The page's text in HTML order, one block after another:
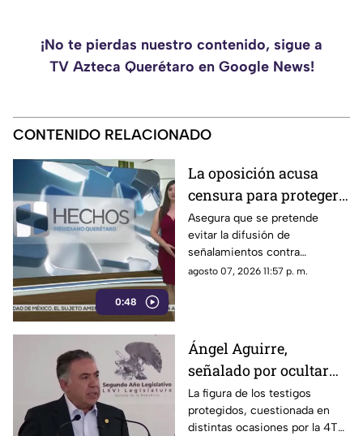
¡No te pierdas nuestro contenido, sigue a
TV Azteca Querétaro en Google News!
CONTENIDO RELACIONADO
0:48
La oposición acusa
censura para proteger a
presuntos
narcopolíticos
vinculados a la 4T
Asegura que se pretende
evitar la difusión de
señalamientos contra
presuntos narcopolíticos
agosto 07, 2026 11:57 p. m.
Ángel Aguirre,
señalado por ocultar
evidencia del caso
Ayotzinapa
La figura de los testigos
protegidos, cuestionada en
distintas ocasiones por la 4T